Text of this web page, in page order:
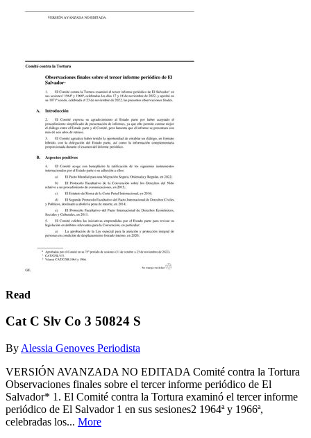
Read
Cat C Slv Co 3 50824 S
By Alessia Genoves Periodista
VERSIÓN AVANZADA NO EDITADA Comité contra la Tortura
Observaciones finales sobre el tercer informe periódico de El
Salvador* 1. El Comité contra la Tortura examinó el tercer informe
periódico de El Salvador 1 en sus sesiones2 1964ª y 1966ª,
celebradas los... More